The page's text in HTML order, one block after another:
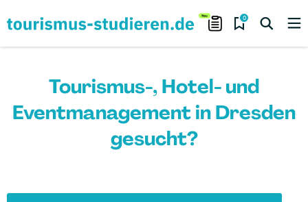
0
Tourismus-, Hotel- und
Eventmanagement in Dresden
gesucht?